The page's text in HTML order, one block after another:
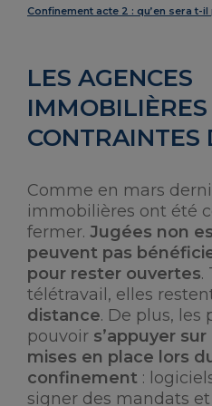
Confinement acte 2 : qu’en sera t-
LES AGENCES
IMMOBILIÈRES
CONTRAINTES
Comme en mars
immobilières ont été
fermer. Jugées non
peuvent pas
pour rester ouvertes.
télétravail, elles
distance. De plus, les
pouvoir s’appuyer
mises en place lors
confinement :
signer des mandats